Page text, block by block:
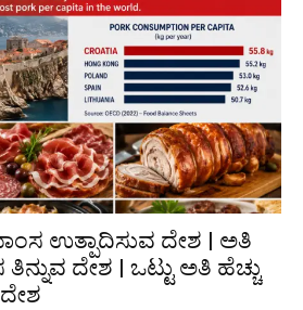
ಉತ್ಪಾದಿಸುವ ದೇಶ | ಅತಿ
ದೇಶ | ಒಟ್ಟು ಅತಿ ಹೆಚ್ಚು